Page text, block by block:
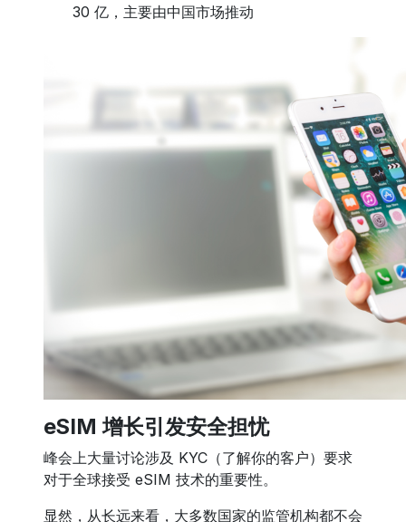
30 亿，主要由中国市场推动
eSIM 增长引发安全担忧
峰会上大量讨论涉及 KYC（了解你的客户）要求
对于全球接受 eSIM 技术的重要性。
显然，从长远来看，大多数国家的监管机构都不会